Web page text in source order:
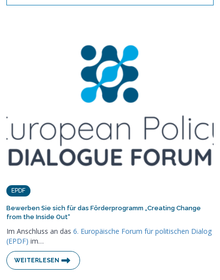
EPDF
Bewerben Sie sich für das Förderprogramm „Creating Change
from the Inside Out“
Im Anschluss an das6. Europäische Forum für politischen Dialog
(EPDF) im…
WEITERLESEN